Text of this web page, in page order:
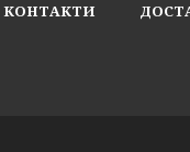
КОНТАКТИ